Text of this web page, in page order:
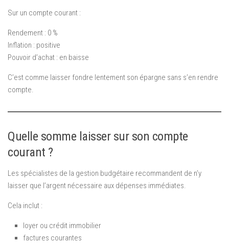
Sur un compte courant :
Rendement : 0 %
Inflation : positive
Pouvoir d’achat : en baisse
C’est comme laisser fondre lentement son épargne sans s’en rendre
compte.
Quelle somme laisser sur son compte
courant ?
Les spécialistes de la gestion budgétaire recommandent de n’y
laisser que l’argent nécessaire aux dépenses immédiates.
Cela inclut :
loyer ou crédit immobilier
factures courantes